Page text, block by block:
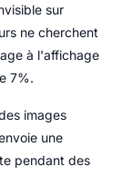
sur
ne cherchent
à l'affichage
7%.
images
une
pendant des